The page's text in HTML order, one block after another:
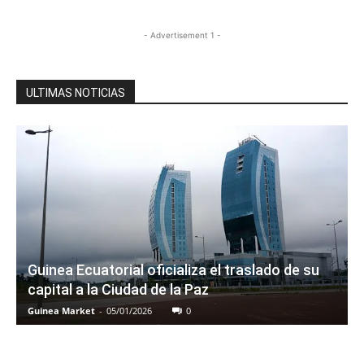
- Advertisement 1 -
ULTIMAS NOTICIAS
Guinea Ecuatorial oficializa el traslado de su
capital a la Ciudad de la Paz
Guinea Market - 05/01/2026 0